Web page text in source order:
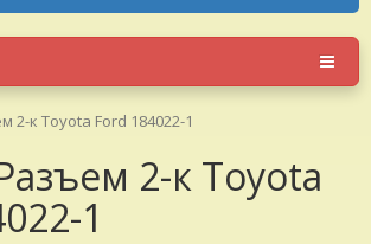
2-к Toyota Ford 184022-1
2-к Toyota
1